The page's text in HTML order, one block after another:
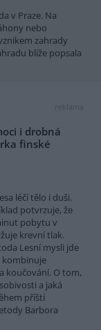
v Praze. Na
nebo
zahrady
blíže popsala
reklama
i drobná
finské
léčí tělo i duši.
potvrzuje, že
pobytu v
krevní tlak.
Lesní mysli jde
kombinuje
koučování. O tom,
a jaká
příští
Barbora